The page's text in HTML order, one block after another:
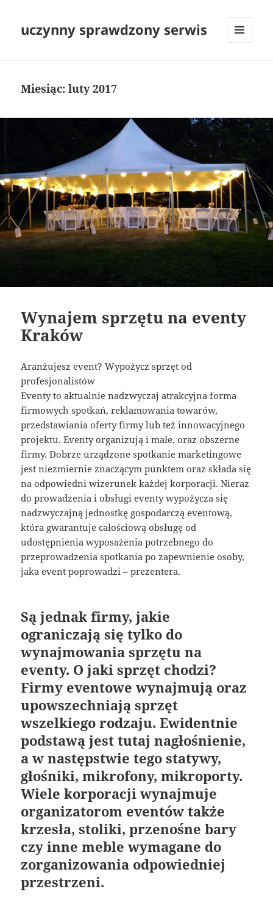
uczynny sprawdzony serwis
Miesiąc:luty 2017
Wynajem sprzętu na eventy
Kraków
Aranżujesz event? Wypożycz sprzęt od
profesjonalistów
Eventy to aktualnie nadzwyczaj atrakcyjna forma
firmowych spotkań, reklamowania towarów,
przedstawiania oferty firmy lub też innowacyjnego
projektu. Eventy organizują i małe, oraz obszerne
firmy. Dobrze urządzone spotkanie marketingowe
jest niezmiernie znaczącym punktem oraz składa się
na odpowiedni wizerunek każdej korporacji. Nieraz
do prowadzenia i obsługi eventy wypożycza się
nadzwyczajną jednostkę gospodarczą eventową,
która gwarantuje całościową obsługę od
udostępnienia wyposażenia potrzebnego do
przeprowadzenia spotkania po zapewnienie osoby,
jaka event poprowadzi – prezentera.
Są jednak firmy, jakie
ograniczają się tylko do
wynajmowania sprzętu na
eventy. O jaki sprzęt chodzi?
Firmy eventowe wynajmują oraz
upowszechniają sprzęt
wszelkiego rodzaju. Ewidentnie
podstawą jest tutaj nagłośnienie,
a w następstwie tego statywy,
głośniki, mikrofony, mikroporty.
Wiele korporacji wynajmuje
organizatorom eventów także
krzesła, stoliki, przenośne bary
czy inne meble wymagane do
zorganizowania odpowiedniej
przestrzeni.